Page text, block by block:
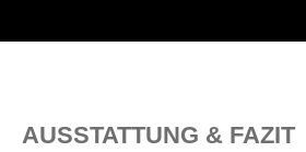
AUSSTATTUNG & FAZIT